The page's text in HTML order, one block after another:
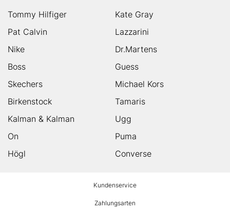
Tommy Hilfiger
Kate Gray
Pat Calvin
Lazzarini
Nike
Dr.Martens
Boss
Guess
Skechers
Michael Kors
Birkenstock
Tamaris
Kalman & Kalman
Ugg
On
Puma
Högl
Converse
Kundenservice
Zahlungsarten